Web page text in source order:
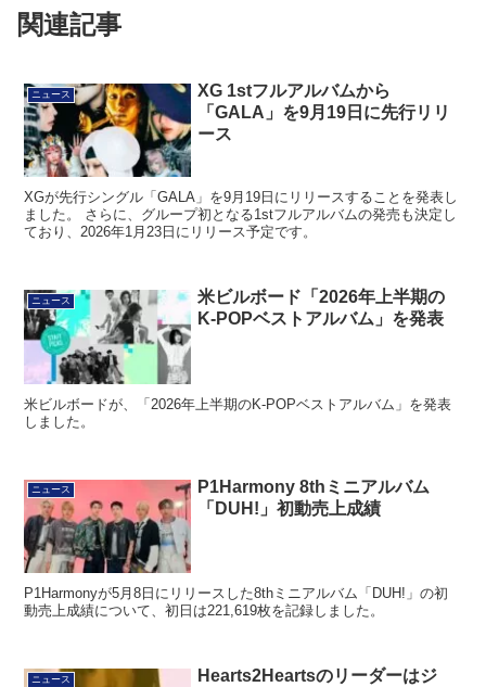
関連記事
ニュース
XG 1stフルアルバムから
「GALA」を9月19日に先行リリ
ース
XGが先行シングル「GALA」を9月19日にリリースすることを発表し
ました。 さらに、グループ初となる1stフルアルバムの発売も決定し
ており、2026年1月23日にリリース予定です。
ニュース
米ビルボード「2026年上半期の
K-POPベストアルバム」を発表
米ビルボードが、「2026年上半期のK-POPベストアルバム」を発表
しました。
ニュース
P1Harmony 8thミニアルバム
「DUH!」初動売上成績
P1Harmonyが5月8日にリリースした8thミニアルバム「DUH!」の初
動売上成績について、初日は221,619枚を記録しました。
ニュース
Hearts2Heartsのリーダーはジ